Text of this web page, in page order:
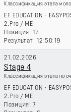
Классификация этапа
EF EDUCATION -
2.Pro / ME
12
12:50:19
21.02.2026
Stage 4
Классификация этапа по
EF EDUCATION -
2.Pro / ME
7